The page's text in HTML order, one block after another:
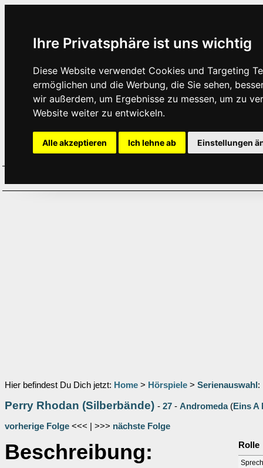
Ihre Privatsphäre ist uns wichtig
Diese Website verwendet Cookies und Targeting
ermöglichen und die Werbung, die Sie sehen,
wir außerdem, um Ergebnisse zu messen, um zu
Website weiter zu entwickeln.
Alle akzeptieren Ich lehne ab Einstellungen
Hier befindest Du Dich jetzt: Home > Hörspiele > Serienauswahl :
Perry Rhodan (Silberbände) - 27 - Andromeda(Eins A
vorherige Folge <<< | >>> nächste Folge
Beschreibung: Rolle